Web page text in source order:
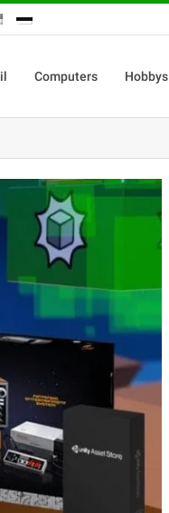
Computers Hobbys